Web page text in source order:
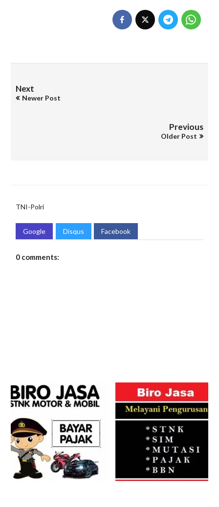
Next
Newer Post
Previous
Older Post
TNI-Polri
Google Disqus Facebook
0 comments: